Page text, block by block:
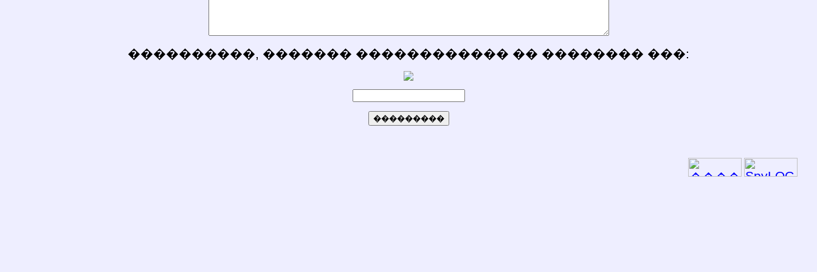
����������, ������� ������������ �� �������� ���: